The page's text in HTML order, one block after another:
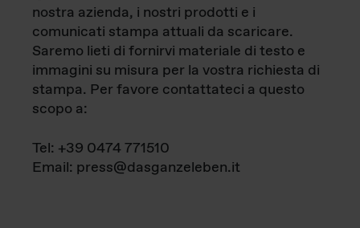
nostra azienda, i nostri prodotti e i
comunicati stampa attuali da scaricare.
Saremo lieti di fornirvi materiale di testo e
immagini su misura per la vostra richiesta di
stampa. Per favore contattateci a questo
scopo a:
Tel: +39 0474 771510
Email: press@dasganzeleben.it